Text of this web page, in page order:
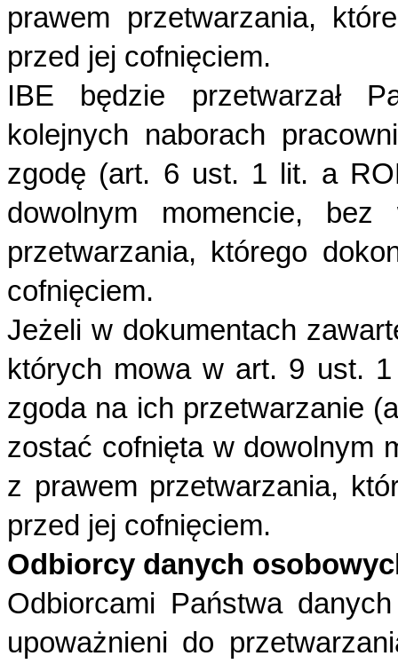
prawem przetwarzania,
przed jej cofnięciem.
IBE będzie przetwarzał
kolejnych naborach
zgodę (art. 6 ust. 1 lit. a
dowolnym momencie,
przetwarzania, którego
cofnięciem.
Jeżeli w dokumentach
których mowa w art. 9 ust.
zgoda na ich przetwarzanie
zostać cofnięta w dowolnym
z prawem przetwarzania,
przed jej cofnięciem.
Odbiorcy danych
Odbiorcami Państwa
upoważnieni do